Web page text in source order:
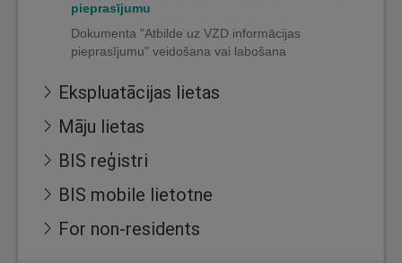
pieprasījumu
Dokumenta "Atbilde uz VZD informācijas
pieprasījumu" veidošana vai labošana
Ekspluatācijas lietas
Māju lietas
BIS reģistri
BIS mobile lietotne
For non-residents